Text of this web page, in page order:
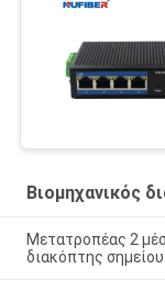
Βιομηχανικός
Μετατροπέας 2
διακόπτης